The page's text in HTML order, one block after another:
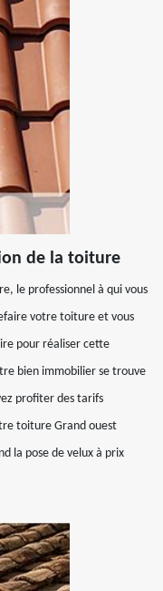
de la toiture
le professionnel à qui vous
votre toiture et vous
pour réaliser cette
bien immobilier se trouve
profiter des tarifs
toiture Grand ouest
la pose de velux à prix